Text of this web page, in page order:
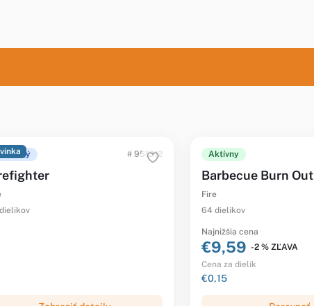
# 951312 Aktívny
Barbecue Burn Out
Fire
64 dielikov
Najnižšia cena
€9,59 -2 % ZĽAVA
Cena za dielik
€0,15